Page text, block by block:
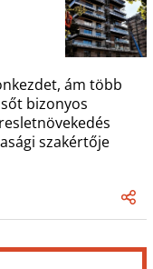
ám több
bizonyos
szakértője